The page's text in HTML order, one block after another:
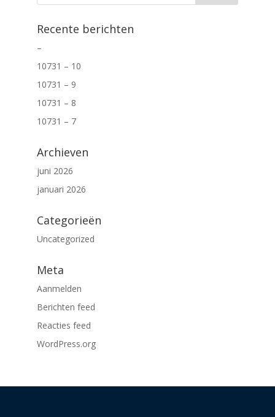
Recente berichten
–
10731 – 10
10731 – 9
10731 – 8
10731 – 7
Archieven
juni 2026
januari 2026
Categorieën
Uncategorized
Meta
Aanmelden
Berichten feed
Reacties feed
WordPress.org